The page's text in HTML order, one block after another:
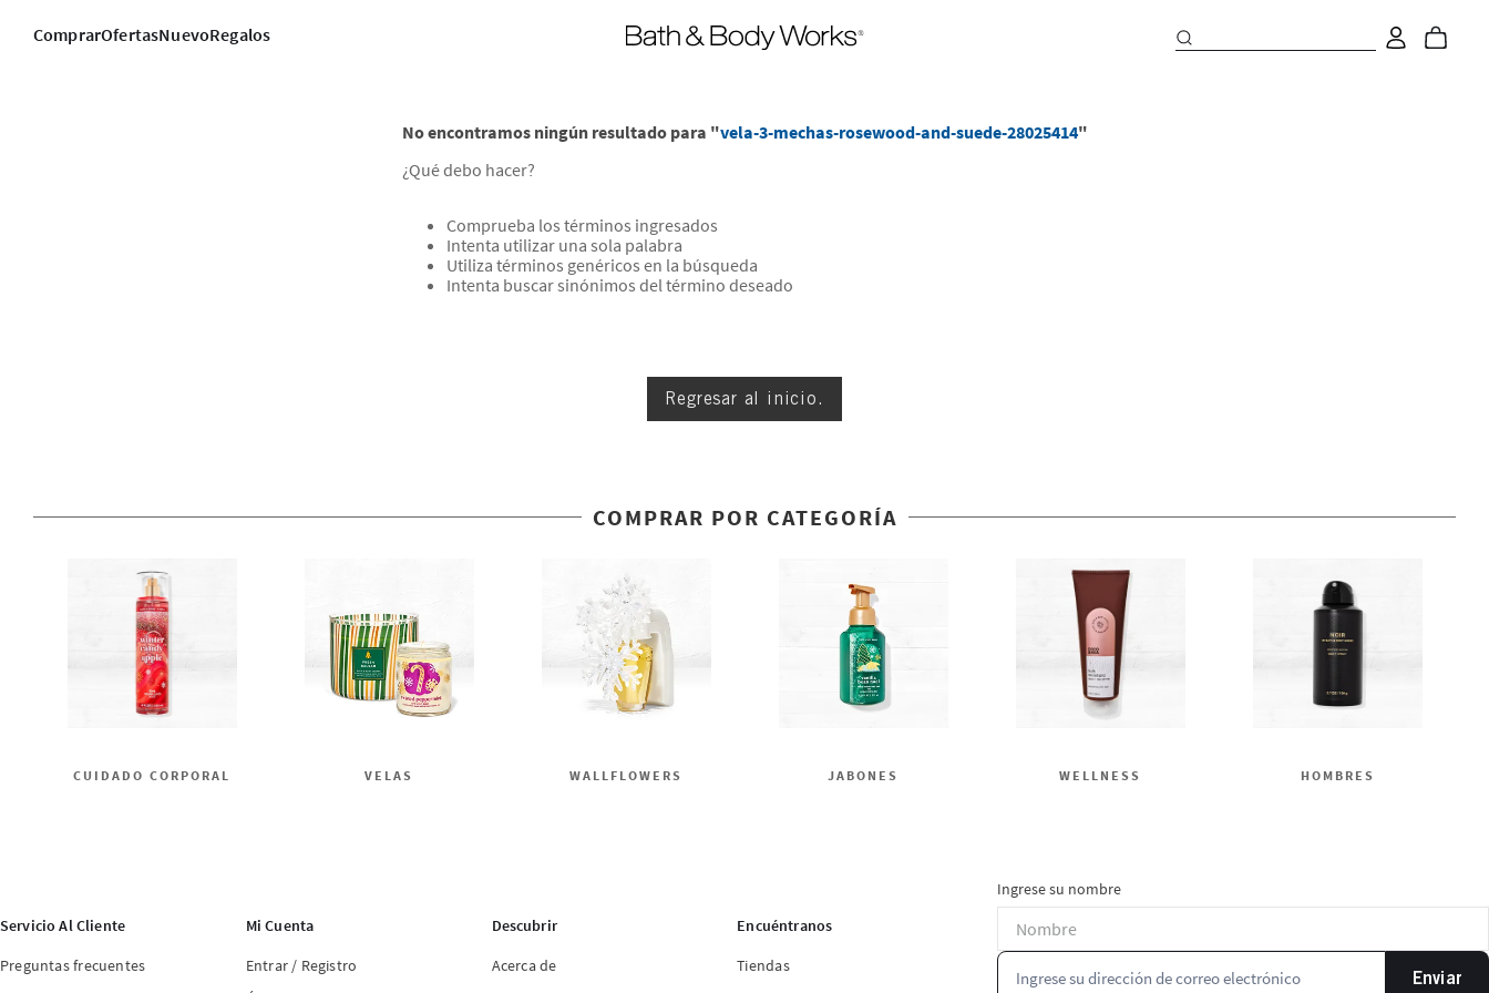
ComprarOfertasNuevoRegalos
No encontramos ningún resultado para "vela-3-mechas-rosewood-and-suede-28025414"
¿Qué debo hacer?
Comprueba los términos ingresados
Intenta utilizar una sola palabra
Utiliza términos genéricos en la búsqueda
Intenta buscar sinónimos del término deseado
Regresar al inicio.
COMPRAR POR CATEGORÍA
CUIDADO CORPORAL VELAS WALLFLOWERS JABONES WELLNESS HOMBRES
Servicio Al Cliente
Preguntas frecuentes
Mi Cuenta
Entrar / Registro
Descubrir
Acerca de
Encuéntranos
Tiendas
Ingrese su nombre
Enviar